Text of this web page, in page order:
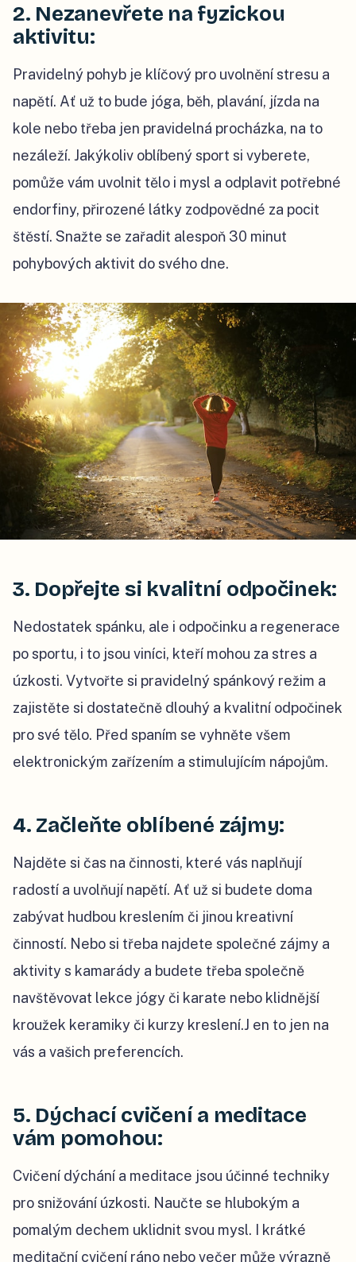
2. Nezanevřete na fyzickou
aktivitu:
Pravidelný pohyb je klíčový pro uvolnění stresu a
napětí. Ať už to bude jóga, běh, plavání, jízda na
kole nebo třeba jen pravidelná procházka, na to
nezáleží. Jakýkoliv oblíbený sport si vyberete,
pomůže vám uvolnit tělo i mysl a odplavit potřebné
endorfiny, přirozené látky zodpovědné za pocit
štěstí. Snažte se zařadit alespoň 30 minut
pohybových aktivit do svého dne.
3. Dopřejte si kvalitní odpočinek:
Nedostatek spánku, ale i odpočinku a regenerace
po sportu, i to jsou viníci, kteří mohou za stres a
úzkosti. Vytvořte si pravidelný spánkový režim a
zajistěte si dostatečně dlouhý a kvalitní odpočinek
pro své tělo. Před spaním se vyhněte všem
elektronickým zařízením a stimulujícím nápojům.
4. Začleňte oblíbené zájmy:
Najděte si čas na činnosti, které vás naplňují
radostí a uvolňují napětí. Ať už si budete doma
zabývat hudbou kreslením či jinou kreativní
činností. Nebo si třeba najdete společné zájmy a
aktivity s kamarády a budete třeba společně
navštěvovat lekce jógy či karate nebo klidnější
kroužek keramiky či kurzy kreslení.J en to jen na
vás a vašich preferencích.
5. Dýchací cvičení a meditace
vám pomohou:
Cvičení dýchání a meditace jsou účinné techniky
pro snižování úzkosti. Naučte se hlubokým a
pomalým dechem uklidnit svou mysl. I krátké
meditační cvičení ráno nebo večer může výrazně